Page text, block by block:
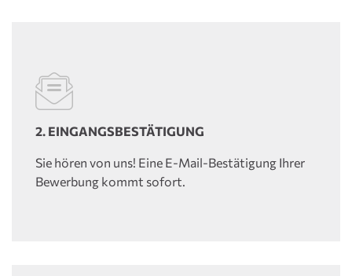
2. EINGANGSBESTÄTIGUNG
Sie hören von uns! Eine E-Mail-Bestätigung Ihrer
Bewerbung kommt sofort.